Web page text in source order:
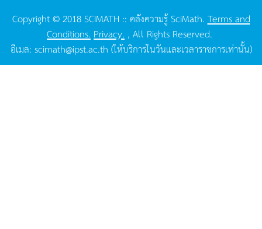
Copyright © 2018 SCIMATH :: คลังความรู้ SciMath.Terms and
Conditions. Privacy. , All Rights Reserved.
อีเมล: scimath@ipst.ac.th (ให้บริการในวันและเวลาราชการเท่านั้น)